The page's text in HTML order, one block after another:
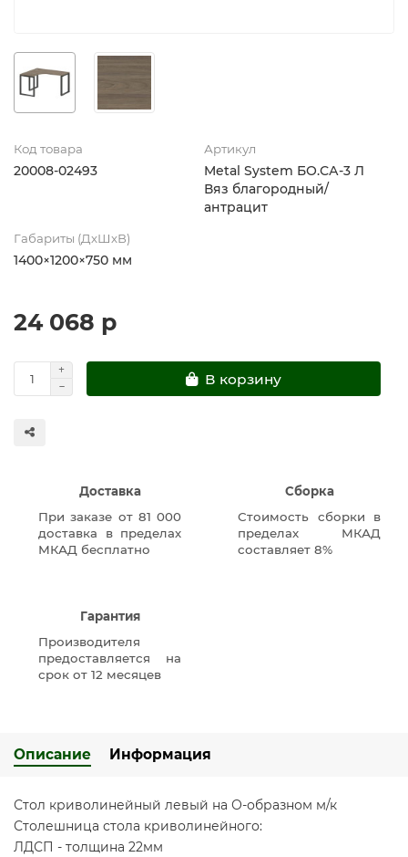
Код товара
20008-02493
Артикул
Metal System БО.СА-3 Л
Вяз благородный/
антрацит
Габариты (ДхШхВ)
1400×1200×750 мм
24 068 р
В корзину
Доставка
При заказе от 81 000
доставка в пределах
МКАД бесплатно
Сборка
Стоимость сборки в
пределах МКАД
составляет 8%
Гарантия
Производителя
предоставляется на
срок от 12 месяцев
Описание Информация
Стол криволинейный левый на О-образном м/к
Столешница стола криволинейного:
ЛДСП - толщина 22мм